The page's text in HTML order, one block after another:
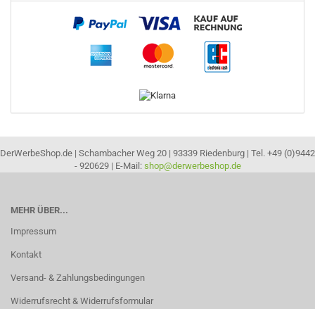
DerWerbeShop.de | Schambacher Weg 20 | 93339 Riedenburg | Tel. +49 (0)9442
- 920629 | E-Mail: shop@derwerbeshop.de
MEHR ÜBER...
Impressum
Kontakt
Versand- & Zahlungsbedingungen
Widerrufsrecht & Widerrufsformular